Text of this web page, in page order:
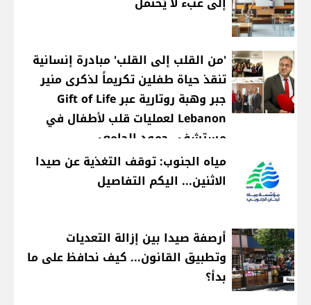
'من القلب إلى القلب' مبادرة إنسانية
تنقذ حياة طفلين تكريماً لذكرى منير
جبر وهبة روتارية عبر Gift of Life
Lebanon لعمليات قلب لأطفال في
مستشفى حمود الجامعي
مياه الجنوب: توقف التغذية عن صيدا
الاثنين... اليكم التفاصيل
أرصفة صيدا بين إزالة التعديات
وتطبيق القانون... كيف نحافظ على ما
بدأ؟